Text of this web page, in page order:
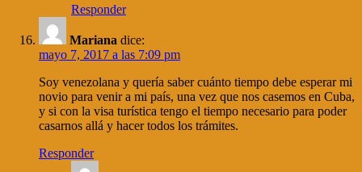
Responder
Mariana dice:
mayo 7, 2017 a las 7:09 pm
Soy venezolana y quería saber cuánto tiempo debe esperar mi
novio para venir a mi país, una vez que nos casemos en Cuba,
y si con la visa turística tengo el tiempo necesario para poder
casarnos allá y hacer todos los trámites.
Responder